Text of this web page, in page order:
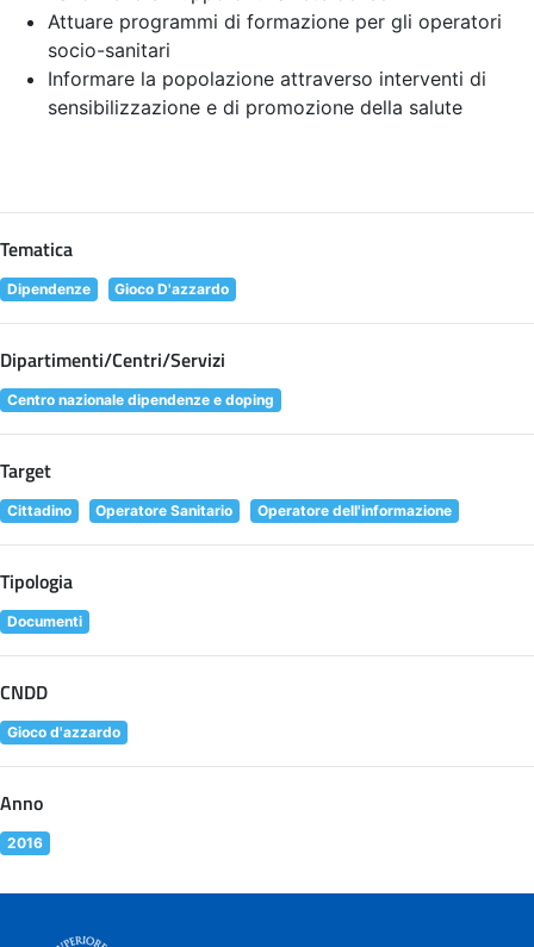
Attuare programmi di formazione per gli operatori
socio-sanitari
Informare la popolazione attraverso interventi di
sensibilizzazione e di promozione della salute
Tematica
Dipendenze Gioco D'azzardo
Dipartimenti/Centri/Servizi
Centro nazionale dipendenze e doping
Target
Cittadino Operatore Sanitario Operatore dell'informazione
Tipologia
Documenti
CNDD
Gioco d'azzardo
Anno
2016